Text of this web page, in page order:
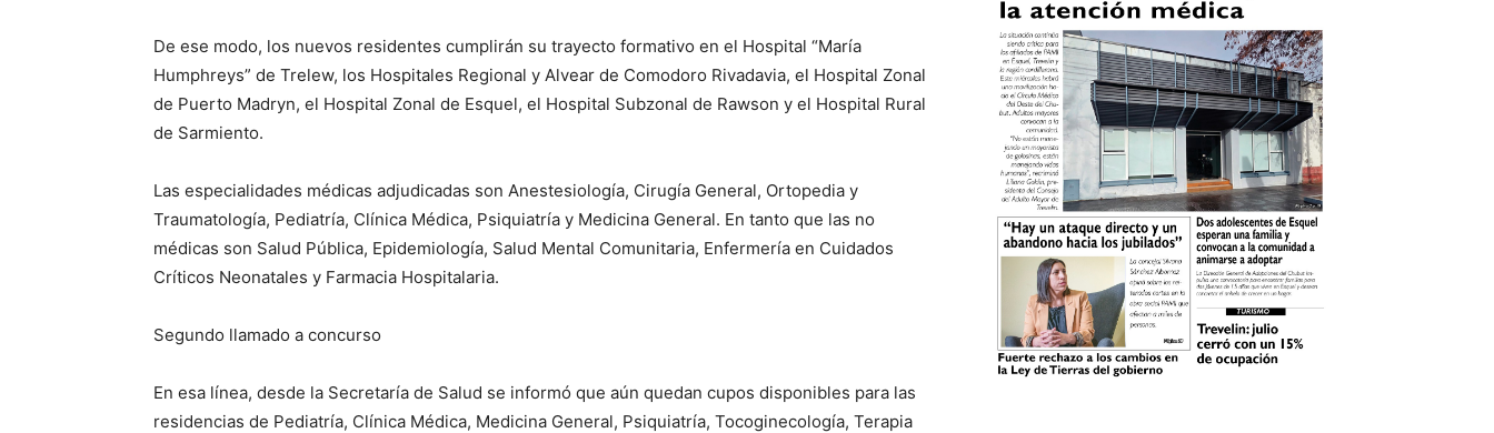
De ese modo, los nuevos residentes cumplirán su trayecto formativo en el Hospital “María
Humphreys” de Trelew, los Hospitales Regional y Alvear de Comodoro Rivadavia, el Hospital Zonal
de Puerto Madryn, el Hospital Zonal de Esquel, el Hospital Subzonal de Rawson y el Hospital Rural
de Sarmiento.
Las especialidades médicas adjudicadas son Anestesiología, Cirugía General, Ortopedia y
Traumatología, Pediatría, Clínica Médica, Psiquiatría y Medicina General. En tanto que las no
médicas son Salud Pública, Epidemiología, Salud Mental Comunitaria, Enfermería en Cuidados
Críticos Neonatales y Farmacia Hospitalaria.
Segundo llamado a concurso
En esa línea, desde la Secretaría de Salud se informó que aún quedan cupos disponibles para las
residencias de Pediatría, Clínica Médica, Medicina General, Psiquiatría, Tocoginecología, Terapia